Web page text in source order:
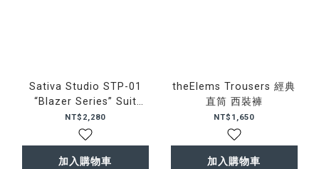
Sativa Studio STP-01
“Blazer Series” Suit
Trousers 西裝褲
NT$2,280
加入購物車
theElems Trousers 經典
直筒 西裝褲
NT$1,650
加入購物車